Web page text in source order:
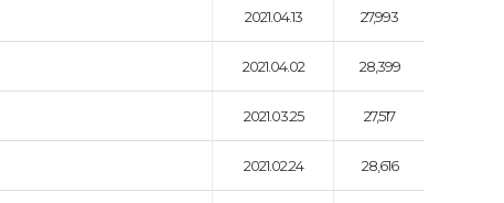
2021.04.13 27,993
2021.04.02 28,399
2021.03.25 27,517
2021.02.24 28,616